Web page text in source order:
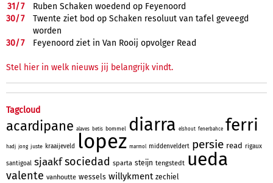
31/7
Ruben Schaken woedend op Feyenoord
30/7
Twente ziet bod op Schaken resoluut van tafel geveegd
worden
30/7 Feyenoord ziet in Van Rooij opvolger Read
Stel hier in welk nieuws jij belangrijk vindt.
Tagcloud
acardipane alaves betis bommel diarra elshout fenerbahce ferri
hadj jong juste kraaijeveld lopez marmol middenveldert persie read rigaux
santigoal sjaakfsociedad sparta steijn tengstedt ueda
valente vanhoutte wessels willykment zechiel